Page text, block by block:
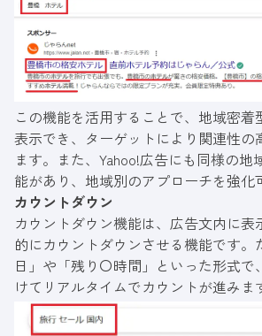
この機能を活用することで、地域密着
表示でき、ターゲットにより関連性の
ます。また、Yahoo!広告にも同様の地
能があり、地域別のアプローチを強化
カウントダウン
カウントダウン機能は、広告文内に表
的にカウントダウンさせる機能です。
日」や「残り〇時間」といった形式で
けてリアルタイムでカウントが進みま